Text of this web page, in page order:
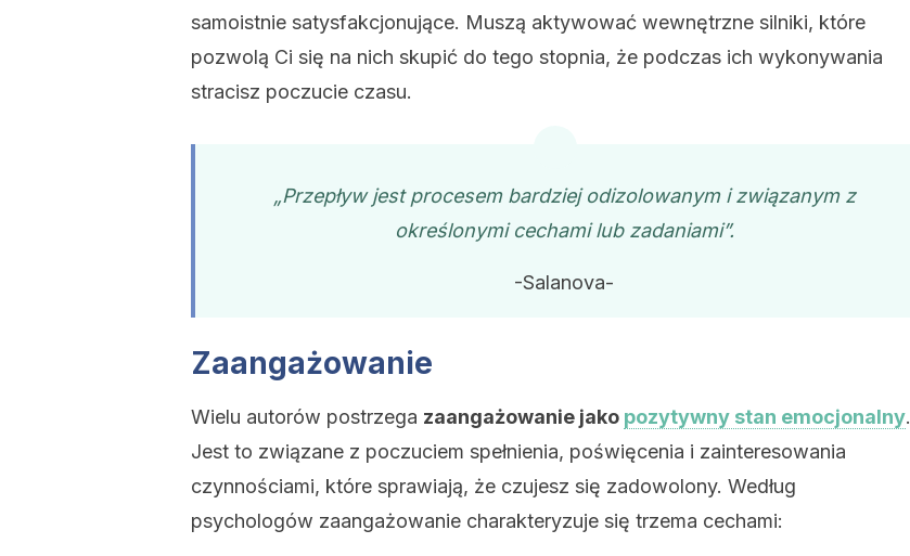
samoistnie satysfakcjonujące. Muszą aktywować wewnętrzne silniki, które
pozwolą Ci się na nich skupić do tego stopnia, że podczas ich wykonywania
stracisz poczucie czasu.
„Przepływjest procesem bardziej odizolowanym i związanym z
określonymi cechami lub zadaniami”.
-Salanova-
Zaangażowanie
Wielu autorów postrzega zaangażowanie jako pozytywny stan emocjonalny.
Jest to związane z poczuciem spełnienia, poświęcenia i zainteresowania
czynnościami, które sprawiają, że czujesz się zadowolony. Według
psychologów zaangażowanie charakteryzuje się trzema cechami: